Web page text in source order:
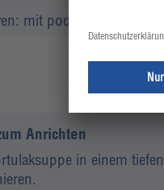
mit pochiertem Ei
Anrichten
in einem